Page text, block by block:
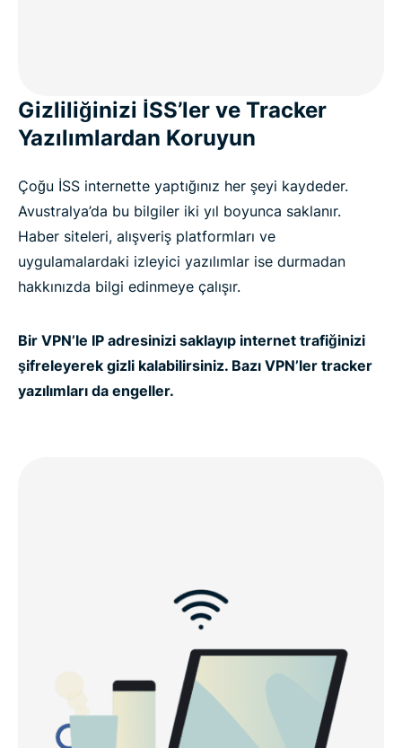
SSS: Avustralya VPN’leri
Avustralyalı Kullanıcılar için En Popüler Sunucu
Konumları
Stabil IP’ler için En İyi Avustralya VPN’ini Edinin
How to get ExpressVPN for Australia in 3 steps
Why use a VPN in Australia?
Connect to our Australia VPN servers in these
Are VPNs legal in Australia?
Gizliliğinizi İSS’ler ve Tracker
Yazılımlardan Koruyun
Çoğu İSS internette yaptığınız her şeyi kaydeder.
Avustralya’da bu bilgiler iki yıl boyunca saklanır.
Haber siteleri, alışveriş platformları ve
uygulamalardaki izleyici yazılımlar ise durmadan
hakkınızda bilgi edinmeye çalışır.
Bir VPN’le IP adresinizi saklayıp internet trafiğinizi
şifreleyerek gizli kalabilirsiniz. Bazı VPN’ler tracker
yazılımları da engeller.